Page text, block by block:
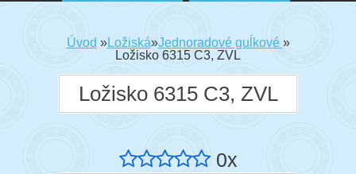
Úvod »Ložiská»Jednoradové guĺkové »
Ložisko 6315 C3, ZVL
Ložisko 6315 C3, ZVL
0x